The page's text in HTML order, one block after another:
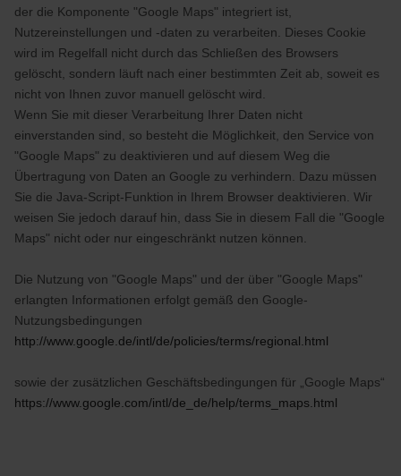
der die Komponente "Google Maps" integriert ist,
Nutzereinstellungen und -daten zu verarbeiten. Dieses Cookie
wird im Regelfall nicht durch das Schließen des Browsers
gelöscht, sondern läuft nach einer bestimmten Zeit ab, soweit es
nicht von Ihnen zuvor manuell gelöscht wird.
Wenn Sie mit dieser Verarbeitung Ihrer Daten nicht
einverstanden sind, so besteht die Möglichkeit, den Service von
"Google Maps" zu deaktivieren und auf diesem Weg die
Übertragung von Daten an Google zu verhindern. Dazu müssen
Sie die Java-Script-Funktion in Ihrem Browser deaktivieren. Wir
weisen Sie jedoch darauf hin, dass Sie in diesem Fall die "Google
Maps" nicht oder nur eingeschränkt nutzen können.
Die Nutzung von "Google Maps" und der über "Google Maps"
erlangten Informationen erfolgt gemäß den Google-
Nutzungsbedingungen
http://www.google.de/intl/de/policies/terms/regional.html
sowie der zusätzlichen Geschäftsbedingungen für „Google Maps“
https://www.google.com/intl/de_de/help/terms_maps.html